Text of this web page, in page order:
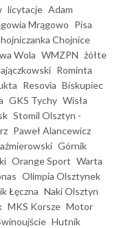
licytacje Adam
Mrągowo Pisa
Chojnice
Wola WMZPN żółte
Rominta
Resovia Biskupiec
GKS Tychy Wisła
Stomil Olsztyn -
Paweł Alancewicz
Górnik
Orange Sport Warta
Olimpia Olsztynek
Łęczna Naki Olsztyn
MKS Korsze Motor
Hutnik